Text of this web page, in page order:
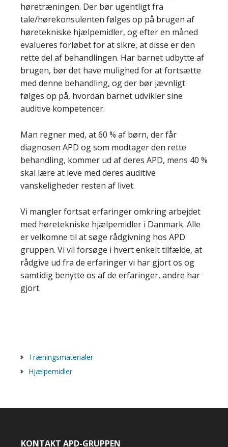
høretræningen. Der bør ugentligt fra
tale/hørekonsulenten følges op på brugen af
høretekniske hjælpemidler, og efter en måned
evalueres forløbet for at sikre, at disse er den
rette del af behandlingen. Har barnet udbytte af
brugen, bør det have mulighed for at fortsætte
med denne behandling, og der bør jævnligt
følges op på, hvordan barnet udvikler sine
auditive kompetencer.
Man regner med, at 60 % af børn, der får
diagnosen APD og som modtager den rette
behandling, kommer ud af deres APD, mens 40 %
skal lære at leve med deres auditive
vanskeligheder resten af livet.
Vi mangler fortsat erfaringer omkring arbejdet
med høretekniske hjælpemidler i Danmark. Alle
er velkomne til at søge rådgivning hos APD
gruppen. Vi vil forsøge i hvert enkelt tilfælde, at
rådgive ud fra de erfaringer vi har gjort os og
samtidig benytte os af de erfaringer, andre har
gjort.
Træningsmaterialer
Hjælpemidler
KONTAKT APD-GRUPPEN